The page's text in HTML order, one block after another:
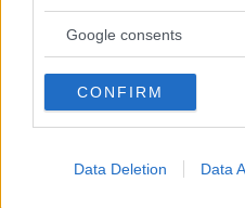
not limited to your visit or
use your data for below
consent section.
Google consents
CONFIRM
Data Deletion Data
Feste